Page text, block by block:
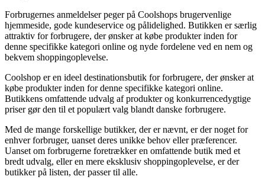
Forbrugernes anmeldelser peger på Coolshops brugervenlige
hjemmeside, gode kundeservice og pålidelighed. Butikken er særlig
attraktiv for forbrugere, der ønsker at købe produkter inden for
denne specifikke kategori online og nyde fordelene ved en nem og
bekvem shoppingoplevelse.
Coolshop er en ideel destinationsbutik for forbrugere, der ønsker at
købe produkter inden for denne specifikke kategori online.
Butikkens omfattende udvalg af produkter og konkurrencedygtige
priser gør den til et populært valg blandt danske forbrugere.
Med de mange forskellige butikker, der er nævnt, er der noget for
enhver forbruger, uanset deres unikke behov eller præferencer.
Uanset om forbrugerne foretrækker en omfattende butik med et
bredt udvalg, eller en mere eksklusiv shoppingoplevelse, er der
butikker på listen, der passer til alle.